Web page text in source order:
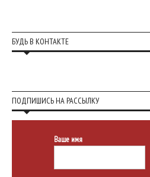
БУДЬ В КОНТАКТЕ
ПОДПИШИСЬ НА РАССЫЛКУ
Ваше имя